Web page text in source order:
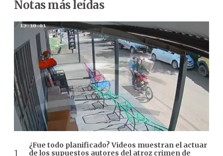
Notas más leídas
¿Fue todo planificado? Videos muestran el actuar
de los supuestos autores del atroz crimen de